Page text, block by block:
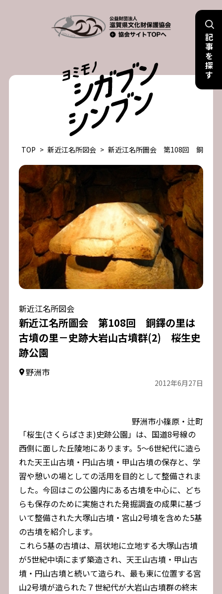
記
事
を
探
す
TOP > 新近江名所図会 > 新近江名所圖会 第108回 銅鐸の
新近江名所図会
新近江名所圖会 第108回 銅鐸の里は
古墳の里－史跡大岩山古墳群(2) 桜生史
跡公園
野洲市
2012年6月27日
野洲市小篠原・辻町
「桜生(さくらばさま)史跡公園」は、国道8号線の
西側に面した丘陵地にあります。5～6世紀代に造ら
れた天王山古墳・円山古墳・甲山古墳の保存と、学
習や憩いの場としての活用を目的として整備されま
した。今回はこの公園内にある古墳を中心に、どち
らも保存のために実施された発掘調査の成果に基づ
いて整備された大塚山古墳・宮山2号墳を含めた5基
の古墳を紹介します。
これら5基の古墳は、扇状地に立地する大塚山古墳
が5世紀中頃にまず築造され、天王山古墳・甲山古
墳・円山古墳と続いて造られ、最も東に位置する宮
山2号墳が造られた７世紀代が大岩山古墳群の終末